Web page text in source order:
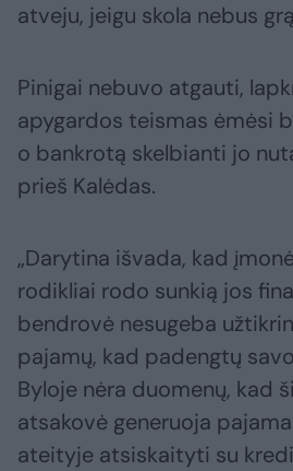
atveju, jeigu skola nebus
Pinigai nebuvo atgauti,
apygardos teismas ėmėsi
o bankrotą skelbianti jo
prieš Kalėdas.
„Darytina išvada, kad
rodikliai rodo sunkią jos
bendrovė nesugeba
pajamų, kad padengtų
Byloje nėra duomenų, kad
atsakovė generuoja
ateityje atsiskaityti su